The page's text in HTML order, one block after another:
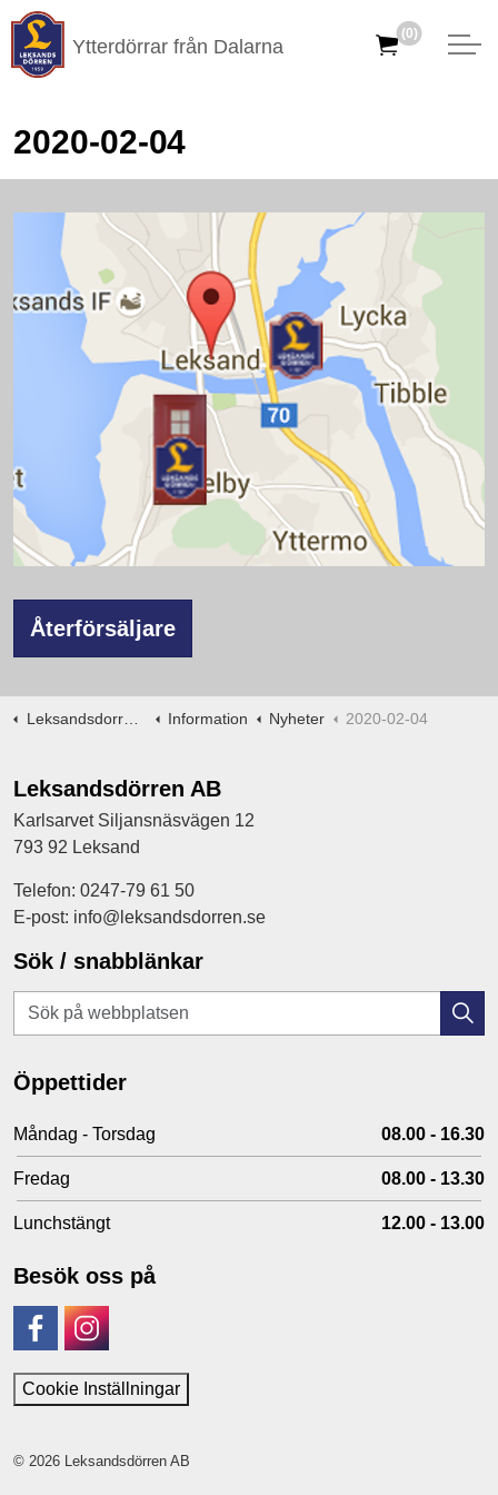
Ytterdörrar från Dalarna
(0)
2020-02-04
Återförsäljare
Leksandsdorren.se Information Nyheter 2020-02-04
Leksandsdörren AB
Karlsarvet Siljansnäsvägen 12
793 92 Leksand
Telefon: 0247-79 61 50
E-post: info@leksandsdorren.se
Sök / snabblänkar
Öppettider
Måndag - Torsdag 08.00 - 16.30
Fredag 08.00 - 13.30
Lunchstängt 12.00 - 13.00
Besök oss på
FacebookInstagram
Cookie Inställningar
© 2026 Leksandsdörren AB